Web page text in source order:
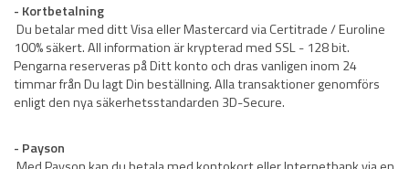
- Kortbetalning
Du betalar med ditt Visa eller Mastercard via Certitrade / Euroline
100% säkert. All information är krypterad med SSL - 128 bit.
Pengarna reserveras på Ditt konto och dras vanligen inom 24
timmar från Du lagt Din beställning. Alla transaktioner genomförs
enligt den nya säkerhetsstandarden 3D-Secure.
- Payson